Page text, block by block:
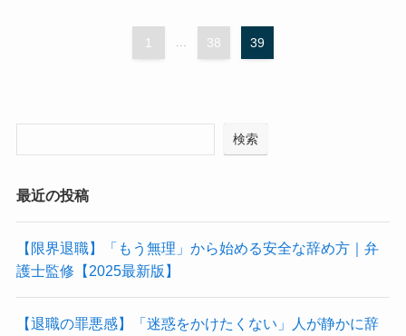
1 ... 38 39
検索
最近の投稿
【限界退職】「もう無理」から始める安全な辞め方｜弁
護士監修【2025最新版】
【退職の罪悪感】「迷惑をかけたくない」人が静かに辞